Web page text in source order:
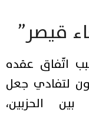
قيصر”
اتّفاق عقده
لتفادي جعل
الحزبين،